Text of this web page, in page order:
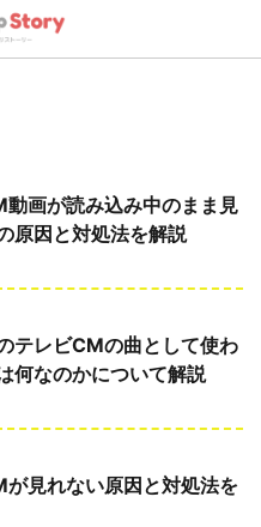
動画が読み込み中のまま見
原因と対処法を解説
テレビCMの曲として使わ
何なのかについて解説
が見れない原因と対処法を